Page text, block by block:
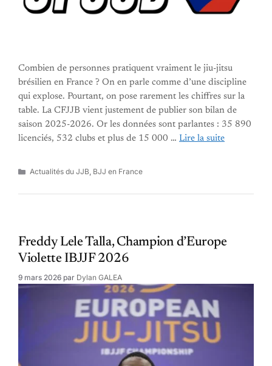
Combien de personnes pratiquent vraiment le jiu-jitsu
brésilien en France ? On en parle comme d’une discipline
qui explose. Pourtant, on pose rarement les chiffres sur la
table. La CFJJB vient justement de publier son bilan de
saison 2025-2026. Or les données sont parlantes : 35 890
licenciés, 532 clubs et plus de 15 000 … Lire la suite
Catégories
Actualités du JJB, BJJ en France
Freddy Lele Talla, Champion d’Europe
Violette IBJJF 2026
9 mars 2026 par Dylan GALEA